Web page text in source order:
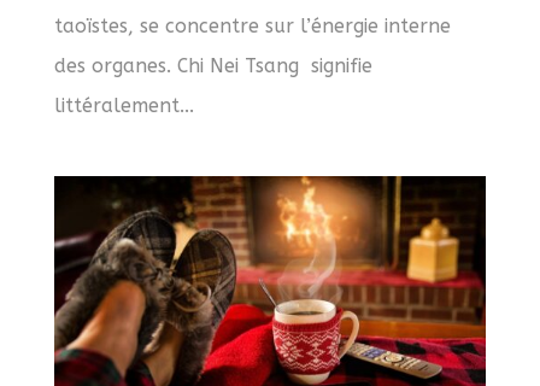
taoïstes, se concentre sur l’énergie interne
des organes. Chi Nei Tsang signifie
littéralement...